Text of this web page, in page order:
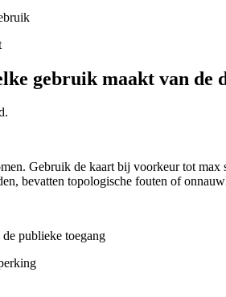
gebruik maakt van de
Gebruik de kaart bij voorkeur tot max
bevatten topologische fouten of
publieke toegang